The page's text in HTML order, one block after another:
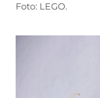
Foto: LEGO.